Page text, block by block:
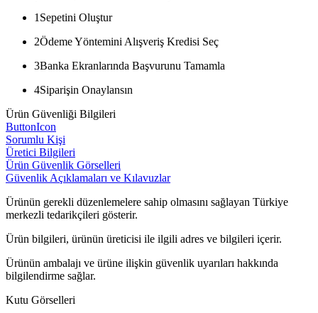
1 Sepetini Oluştur
2Ödeme Yöntemini Alışveriş Kredisi Seç
3Banka Ekranlarında Başvurunu Tamamla
4Siparişin Onaylansın
Ürün Güvenliği Bilgileri
ButtonIcon
Sorumlu Kişi
Üretici Bilgileri
Ürün Güvenlik Görselleri
Güvenlik Açıklamaları ve Kılavuzlar
Ürünün gerekli düzenlemelere sahip olmasını sağlayan Türkiye
merkezli tedarikçileri gösterir.
Ürün bilgileri, ürünün üreticisi ile ilgili adres ve bilgileri içerir.
Ürünün ambalajı ve ürüne ilişkin güvenlik uyarıları hakkında
bilgilendirme sağlar.
Kutu Görselleri